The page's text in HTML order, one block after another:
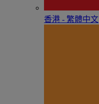
香港 - 繁體中文